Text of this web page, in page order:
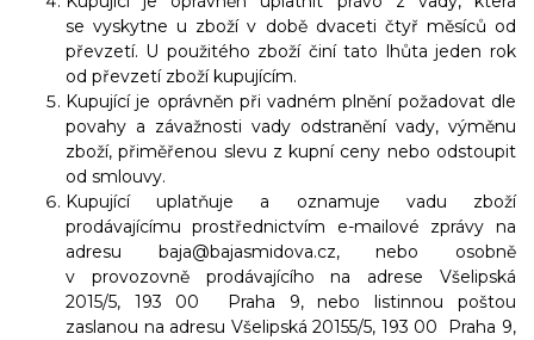
se vyskytne u zboží v době dvaceti čtyř měsíců od
převzetí. U použitého zboží činí tato lhůta jeden rok
od převzetí zboží kupujícím.
Kupující je oprávněn při vadném plnění požadovat dle
povahy a závažnosti vady odstranění vady, výměnu
zboží, přiměřenou slevu z kupní ceny nebo odstoupit
od smlouvy.
Kupující uplatňuje a oznamuje vadu zboží
prodávajícímu prostřednictvím e-mailové zprávy na
adresu baja@bajasmidova.cz, nebo osobně
v provozovně prodávajícího na adrese Všelipská
2015/5, 193 00 Praha 9, nebo listinnou poštou
zaslanou na adresu Všelipská 20155/5, 193 00 Praha 9,